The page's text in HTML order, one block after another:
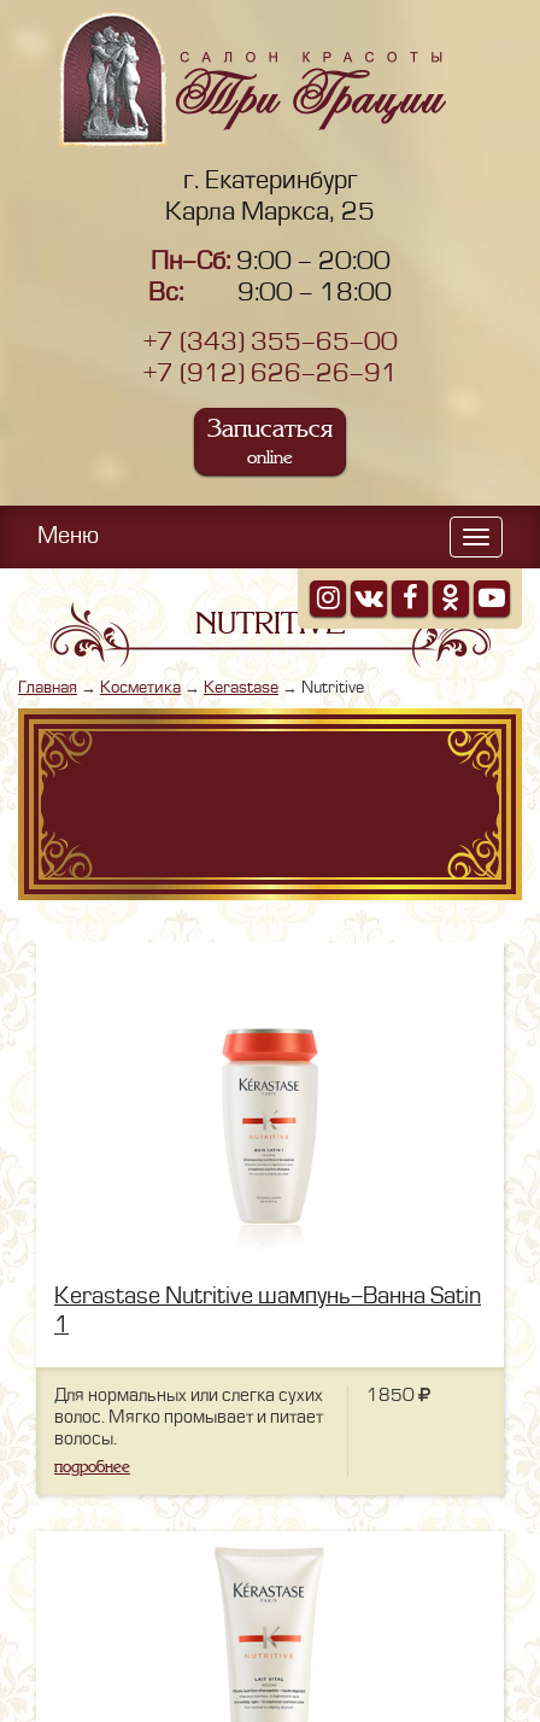
г. Екатеринбург
Карла Маркса, 25
Пн-Сб:9:00 - 20:00
Вс: 9:00 - 18:00
+7 (343) 355-65-00
+7 (912) 626-26-91
Записаться
online
Меню Меню
NUTRITIVE
Главная → Косметика → Kerastase → Nutritive
Kerastase Nutritive шампунь-Ванна Satin
1
Для нормальных или слегка сухих
волос. Мягко промывает и питает
волосы.
подробнее
1850